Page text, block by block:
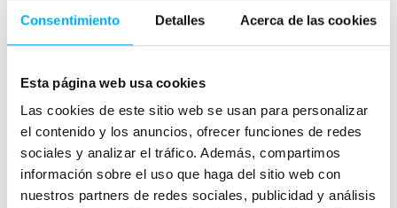
Consentimiento Detalles Acerca de las cookies
Esta página web usa cookies
Las cookies de este sitio web se usan para personalizar
el contenido y los anuncios, ofrecer funciones de redes
sociales y analizar el tráfico. Además, compartimos
información sobre el uso que haga del sitio web con
nuestros partners de redes sociales, publicidad y análisis
1556
4400mm 1844mm
Peso:1780kg
Maletero: 370L